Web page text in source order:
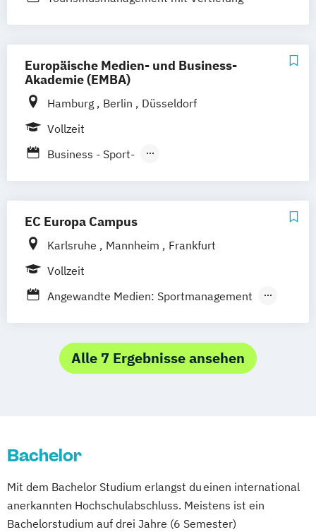
Mannheim Leipzig Online-Campus
Augsburg Bielefeld Braunschweig
Dresden Duisburg Karlsruhe Köln
Mainz Münster Stuttgart Aachen
deutschlandweit
Europäische Medien- und Business-
Akademie (EMBA)
Hamburg Berlin
Düsseldorf
Vollzeit
Business - Sport-
Freizeitmanagement
EC Europa Campus
Karlsruhe Mannheim
Frankfurt
Vollzeit
Angewandte Medien: Sportmanagement
Business Management:
Tourismusmanagement
Marketing in Event – Sport – Gesundheit
Alle 7 Ergebnisse ansehen
Bachelor
Mit dem Bachelor Studium erlangst du einen international
anerkannten Hochschulabschluss. Meistens ist ein
Bachelorstudium auf drei Jahre (6 Semester)